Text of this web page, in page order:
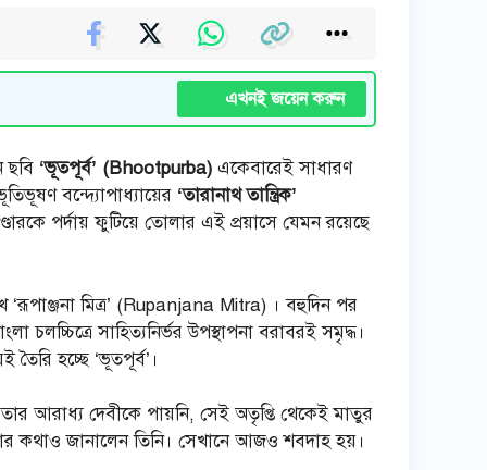
এখনই জয়েন করুন
ছবি ‘ভূতপূর্ব’ (Bhootpurba) একেবারেই সাধারণ
বন্দ্যোপাধ্যায়ের ‘তারানাথ তান্ত্রিক’
পর্দায় ফুটিয়ে তোলার এই প্রয়াসে যেমন রয়েছে
‘রূপাঞ্জনা মিত্র’ (Rupanjana Mitra) । বহুদিন পর
চলচ্চিত্রে সাহিত্যনির্ভর উপস্থাপনা বরাবরই সমৃদ্ধ।
হচ্ছে ‘ভূতপূর্ব’।
আরাধ্য দেবীকে পায়নি, সেই অতৃপ্তি থেকেই মাতুর
কথাও জানালেন তিনি। সেখানে আজও শবদাহ হয়।